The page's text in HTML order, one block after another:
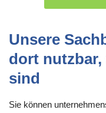
Unsere
dort
sind
Sie können